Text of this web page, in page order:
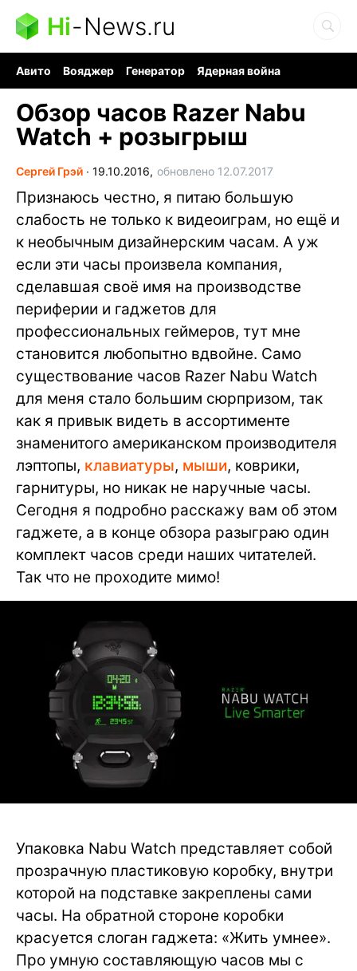
Hi-News.ru
Авито Вояджер Генератор
Ядерная война
Обзор часов Razer Nabu
Watch + розыгрыш
Сергей Грэй ∙ 19.10.2016, обновлено 12.07.2017
Признаюсь честно, я питаю большую
слабость не только к видеоиграм, но ещё и
к необычным дизайнерским часам. А уж
если эти часы произвела компания,
сделавшая своё имя на производстве
периферии и гаджетов для
профессиональных геймеров, тут мне
становится любопытно вдвойне. Само
существование часов Razer Nabu Watch
для меня стало большим сюрпризом, так
как я привык видеть в ассортименте
знаменитого американском производителя
лэптопы, клавиатуры, мыши, коврики,
гарнитуры, но никак не наручные часы.
Сегодня я подробно расскажу вам об этом
гаджете, а в конце обзора разыграю один
комплект часов среди наших читателей.
Так что не проходите мимо!
Упаковка Nabu Watch представляет собой
прозрачную пластиковую коробку, внутри
которой на подставке закреплены сами
часы. На обратной стороне коробки
красуется слоган гаджета: «Жить умнее».
Про умную составляющую часов мы с